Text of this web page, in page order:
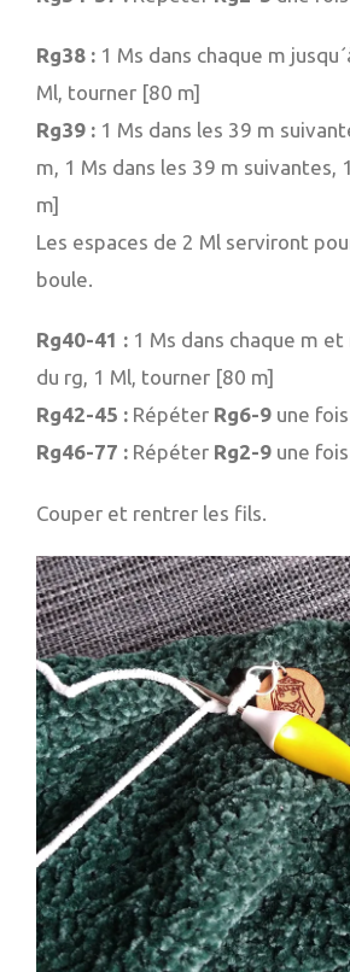
Rg38 : 1 Ms dans chaque m
Ml, tourner [80 m]
Rg39 : 1 Ms dans les 39 m
m, 1 Ms dans les 39 m suivantes,
m]
Les espaces de 2 Ml serviront
boule.
Rg40-41 : 1 Ms dans chaque m et
du rg, 1 Ml, tourner [80 m]
Rg42-45 : Répéter Rg6-9 une
Rg46-77 : Répéter Rg2-9 une
Couper et rentrer les fils.